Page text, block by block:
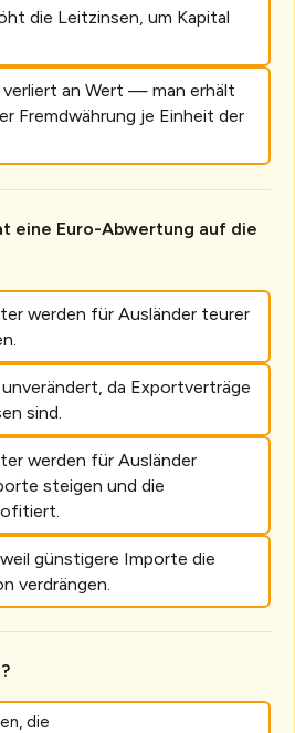
die Leitzinsen, um Kapital
verliert an Wert — man erhält
Fremdwährung je Einheit der
eine Euro-Abwertung auf die
werden für Ausländer teurer
da Exportverträge
sind.
werden für Ausländer
steigen und die
günstigere Importe die
verdrängen.
die